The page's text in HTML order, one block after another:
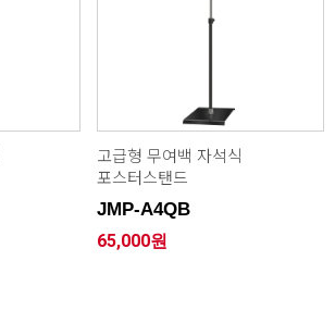
고급형 무여백 자석식
포스터스탠드
JMP-A4QB
65,000원